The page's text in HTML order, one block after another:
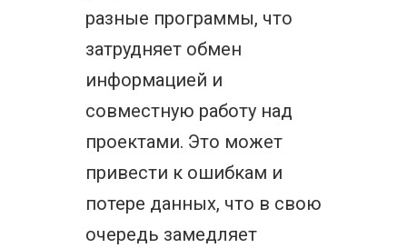
разные программы, что
затрудняет обмен
информацией и
совместную работу над
проектами. Это может
привести к ошибкам и
потере данных, что в свою
очередь замедляет